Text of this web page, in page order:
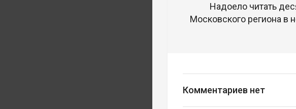
Надоело читать
Московского региона в
Комментариев нет